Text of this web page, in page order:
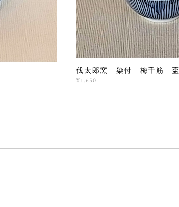
伐太郎窯 染付 梅千筋 盃
¥1,650